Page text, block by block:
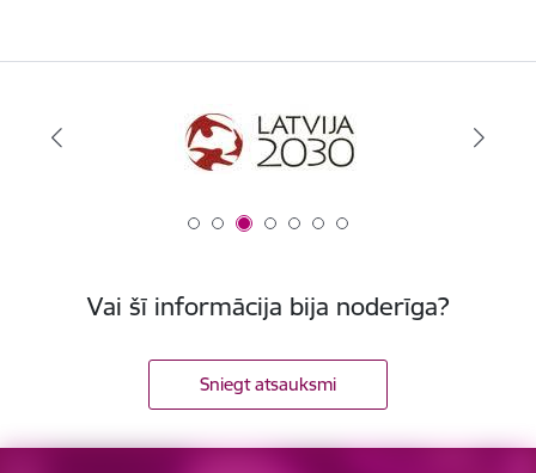
Vai šī informācija bija noderīga?
Sniegt atsauksmi